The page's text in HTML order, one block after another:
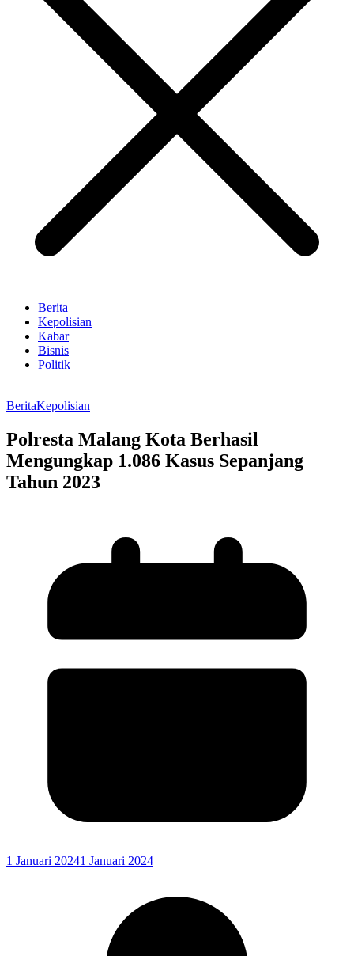
Berita
Kepolisian
Kabar
Bisnis
Politik
BeritaKepolisian
Polresta Malang Kota Berhasil
Mengungkap 1.086 Kasus Sepanjang
Tahun 2023
1 Januari 20241 Januari 2024